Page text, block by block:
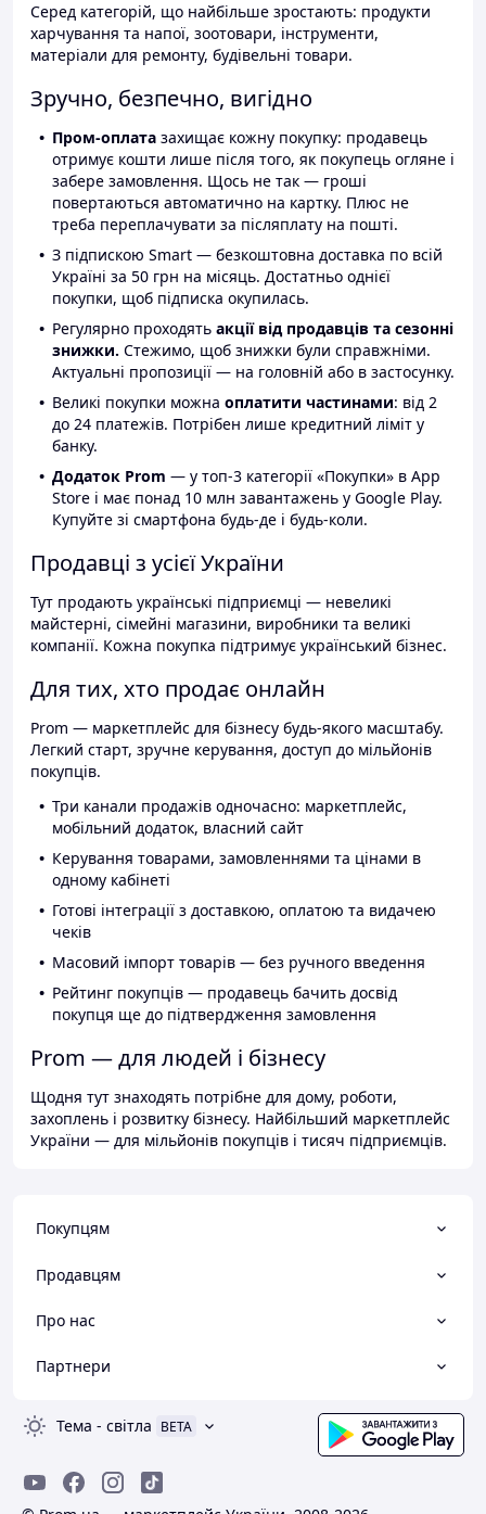
Серед категорій, що найбільше зростають: продукти
харчування та напої, зоотовари, інструменти,
матеріали для ремонту, будівельні товари.
Зручно, безпечно, вигідно
Пром-оплата захищає кожну покупку: продавець
отримує кошти лише після того, як покупець огляне і
забере замовлення. Щось не так — гроші
повертаються автоматично на картку. Плюс не
треба переплачувати за післяплату на пошті.
З підпискою Smart — безкоштовна доставка по всій
Україні за 50 грн на місяць. Достатньо однієї
покупки, щоб підписка окупилась.
Регулярно проходять акції від продавців та сезонні
знижки. Стежимо, щоб знижки були справжніми.
Актуальні пропозиції — на головній або в застосунку.
Великі покупки можна оплатити частинами: від 2
до 24 платежів. Потрібен лише кредитний ліміт у
банку.
Додаток Prom — у топ-3 категорії «Покупки» в App
Store і має понад 10 млн завантажень у Google Play.
Купуйте зі смартфона будь-де і будь-коли.
Продавці з усієї України
Тут продають українські підприємці — невеликі
майстерні, сімейні магазини, виробники та великі
компанії. Кожна покупка підтримує український бізнес.
Для тих, хто продає онлайн
Prom — маркетплейс для бізнесу будь-якого масштабу.
Легкий старт, зручне керування, доступ до мільйонів
покупців.
Три канали продажів одночасно: маркетплейс,
мобільний додаток, власний сайт
Керування товарами, замовленнями та цінами в
одному кабінеті
Готові інтеграції з доставкою, оплатою та видачею
чеків
Масовий імпорт товарів — без ручного введення
Рейтинг покупців — продавець бачить досвід
покупця ще до підтвердження замовлення
Prom — для людей і бізнесу
Щодня тут знаходять потрібне для дому, роботи,
захоплень і розвитку бізнесу. Найбільший маркетплейс
України — для мільйонів покупців і тисяч підприємців.
Покупцям
Продавцям
Про нас
Партнери
Тема - світла BETA